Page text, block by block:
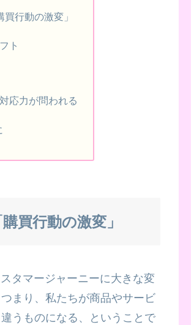
行動の激変」
ト
応力が問われる
買行動の激変」
タマージャーニーに大きな変
まり、私たちが商品やサービ
うものになる、ということで